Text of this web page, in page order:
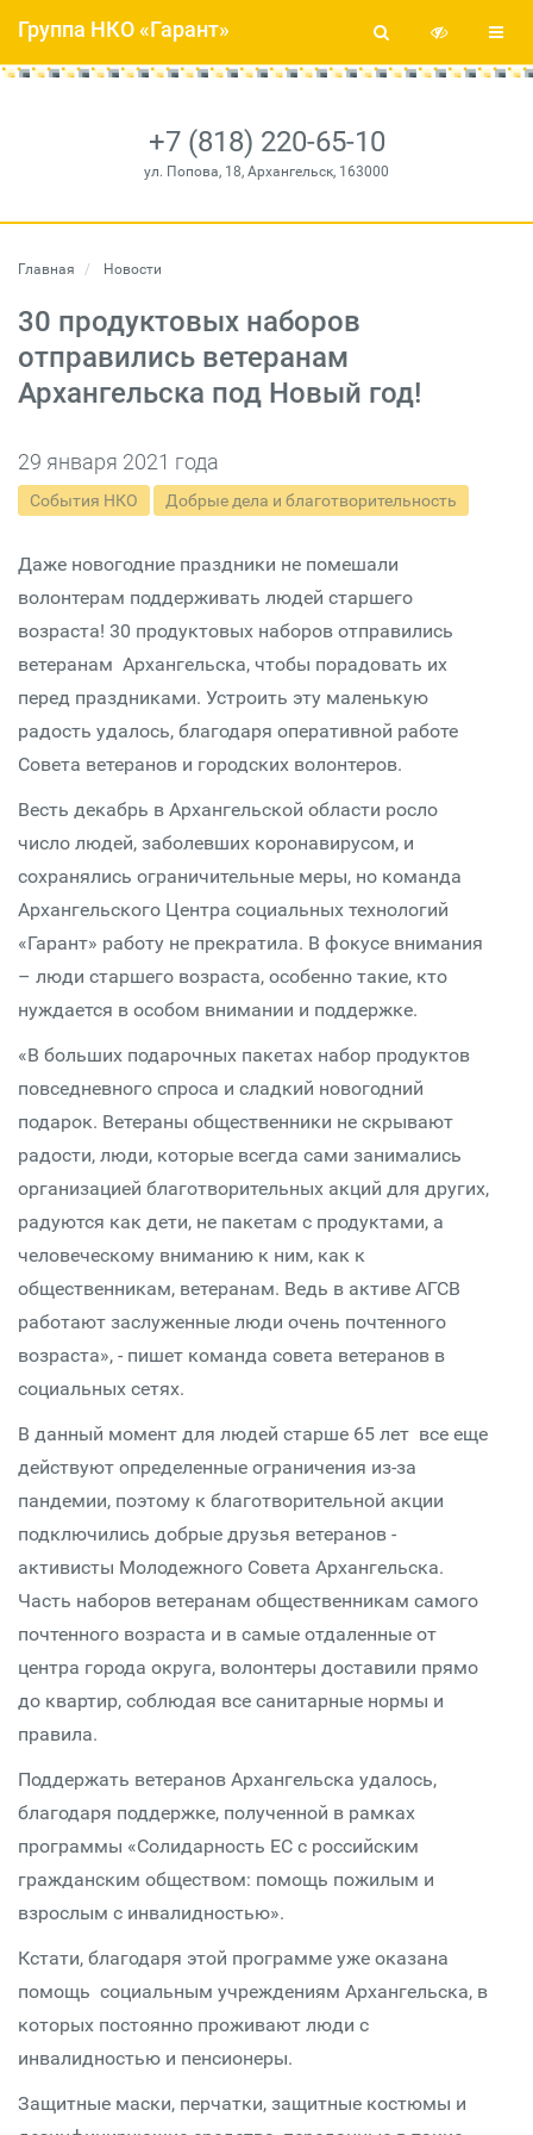
+7 (818) 220-65-10
ул. Попова, 18, Архангельск, 163000
Группа НКО «Гарант»
Главная Новости
30 продуктовых наборов
отправились ветеранам
Архангельска под Новый год!
29 января 2021 года
События НКО Добрые дела и благотворительность
Даже новогодние праздники не помешали
волонтерам поддерживать людей старшего
возраста! 30 продуктовых наборов отправились
ветеранам Архангельска, чтобы порадовать их
перед праздниками. Устроить эту маленькую
радость удалось, благодаря оперативной работе
Совета ветеранов и городских волонтеров.
Весть декабрь в Архангельской области росло
число людей, заболевших коронавирусом, и
сохранялись ограничительные меры, но команда
Архангельского Центра социальных технологий
«Гарант» работу не прекратила. В фокусе внимания
– люди старшего возраста, особенно такие, кто
нуждается в особом внимании и поддержке.
«В больших подарочных пакетах набор продуктов
повседневного спроса и сладкий новогодний
подарок. Ветераны общественники не скрывают
радости, люди, которые всегда сами занимались
организацией благотворительных акций для других,
радуются как дети, не пакетам с продуктами, а
человеческому вниманию к ним, как к
общественникам, ветеранам. Ведь в активе АГСВ
работают заслуженные люди очень почтенного
возраста», - пишет команда совета ветеранов в
социальных сетях.
В данный момент для людей старше 65 лет все еще
действуют определенные ограничения из-за
пандемии, поэтому к благотворительной акции
подключились добрые друзья ветеранов -
активисты Молодежного Совета Архангельска.
Часть наборов ветеранам общественникам самого
почтенного возраста и в самые отдаленные от
центра города округа, волонтеры доставили прямо
до квартир, соблюдая все санитарные нормы и
правила.
Поддержать ветеранов Архангельска удалось,
благодаря поддержке, полученной в рамках
программы «Солидарность ЕС с российским
гражданским обществом: помощь пожилым и
взрослым с инвалидностью».
Кстати, благодаря этой программе уже оказана
помощь социальным учреждениям Архангельска, в
которых постоянно проживают люди с
инвалидностью и пенсионеры.
Защитные маски, перчатки, защитные костюмы и